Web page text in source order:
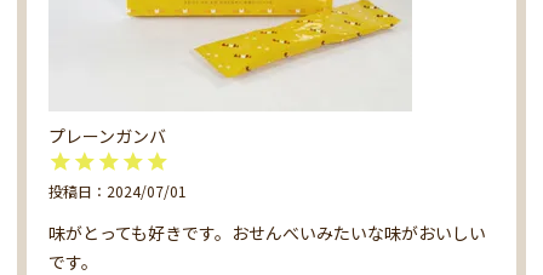
プレーンガンバ
投稿日 2024/07/01
味がとっても好きです。おせんべいみたいな味がおいしい
です。